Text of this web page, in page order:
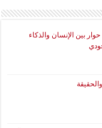
بين الإنسان والذكاء